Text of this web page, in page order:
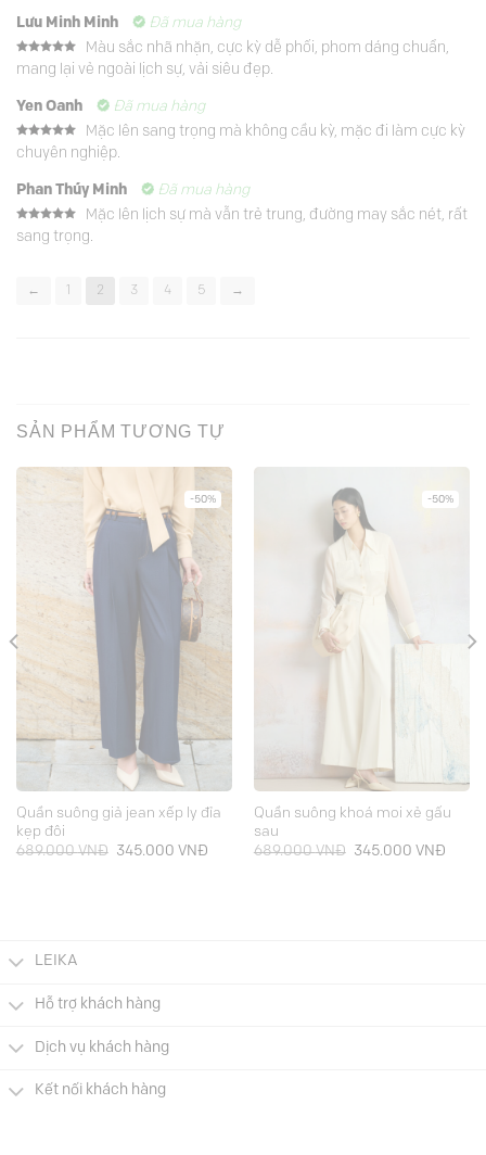
Lưu Minh Minh Đã mua hàng
Được xếp
hạng55
Màu sắc nhã nhặn, cực kỳ dễ phối, phom dáng chuẩn,
mang lại vẻ ngoài lịch sự, vải siêu đẹp.
Yen Oanh Đã mua hàng
Được xếp
hạng 55
Mặc lên sang trọng mà không cầu kỳ, mặc đi làm cực kỳ
chuyên nghiệp.
Phan Thúy Minh Đã mua hàng
Được xếp
hạng5 5
Mặc lên lịch sự mà vẫn trẻ trung, đường may sắc nét, rất
sang trọng.
← 2 3 4 5 →
SẢN PHẨM TƯƠNG TỰ
-50%
Quần suông giả jean xếp ly đỉa
kẹp đôi
689.000VNĐ
Giá
345.000 VNĐGiá
-50%
Quần suông khoá moi xẻ gấu
sau
689.000VNĐ
Giá
345.000 VNĐGiá
LEIKA
Hỗ trợ khách hàng
Dịch vụ khách hàng
Kết nối khách hàng